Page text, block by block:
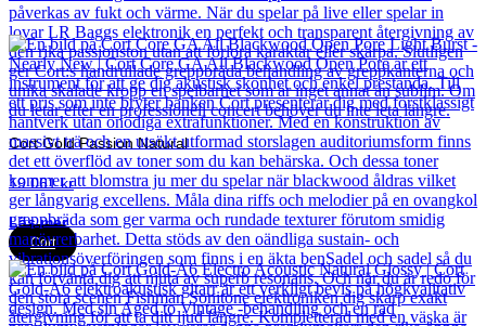
Cort Gold Passion Natural
19 061kr
Läs mer
Cort